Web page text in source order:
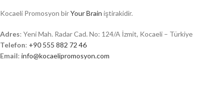
Kocaeli Promosyon birYour Brain iştirakidir.
Adres: Yeni Mah. Radar Cad. No: 124/A İzmit, Kocaeli – Türkiye
Telefon: +90 555 882 72 46
Email: info@kocaelipromosyon.com